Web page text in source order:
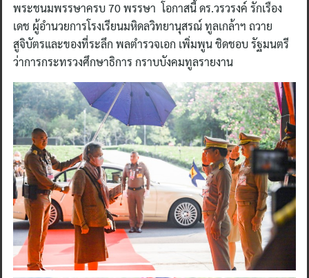
พระชนมพรรษาครบ 70 พรรษา โอกาสนี้ ดร.วรวรงค์ รักเรือง
เดช ผู้อำนวยการโรงเรียนมหิดลวิทยานุสรณ์ ทูลเกล้าฯ ถวาย
สูจิบัตรและของที่ระลึก พลตำรวจเอก เพิ่มพูน ชิดชอบ รัฐมนตรี
ว่าการกระทรวงศึกษาธิการ กราบบังคมทูลรายงาน